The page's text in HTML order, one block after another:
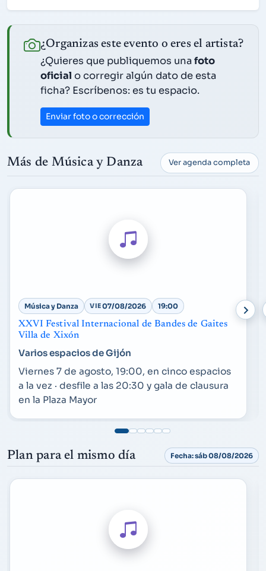
¿Organizas este evento o eres el artista?
¿Quieres que publiquemos una foto
oficial o corregir algún dato de esta
ficha? Escríbenos: es tu espacio.
Enviar foto o corrección
Más de Música y Danza Ver agenda completa
Música y Danza VIE07/08/2026 19:00
XXVI Festival Internacional de Bandes de Gaites
Villa de Xixón
Varios espacios de Gijón
Viernes 7 de agosto, 19:00, en cinco espacios
a la vez · desfile a las 20:30 y gala de clausura
en la Plaza Mayor
Plan para el mismo día Fecha: sáb 08/08/2026